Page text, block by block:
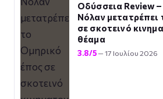
Οδύσσεια Review
Νόλαν μετατρέπει
σε σκοτεινό
θέαμα
3.8/5— 17 Ιουλίου 2026